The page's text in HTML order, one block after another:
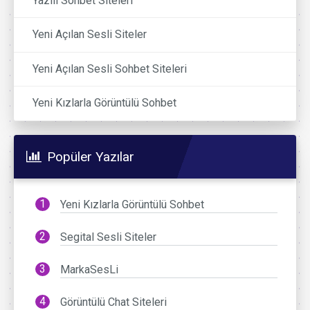
Yeni Açılan Sesli Siteler
Yeni Açılan Sesli Sohbet Siteleri
Yeni Kızlarla Görüntülü Sohbet
Popüler Yazılar
Yeni Kızlarla Görüntülü Sohbet
Segital Sesli Siteler
MarkaSesLi
Görüntülü Chat Siteleri